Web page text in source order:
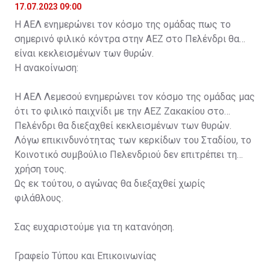
17.07.2023 09:00
Η ΑΕΛ ενημερώνει τον κόσμο της ομάδας πως το
σημερινό φιλικό κόντρα στην ΑΕΖ στο Πελένδρι θα
είναι κεκλεισμένων των θυρών.
Η ανακοίνωση:
Η ΑΕΛ Λεμεσού ενημερώνει τον κόσμο της ομάδας μας
ότι το φιλικό παιχνίδι με την ΑΕΖ Ζακακίου στο
Πελένδρι θα διεξαχθεί κεκλεισμένων των θυρών.
Λόγω επικινδυνότητας των κερκίδων του Σταδίου, το
Κοινοτικό συμβούλιο Πελενδριού δεν επιτρέπει τη
χρήση τους.
Ως εκ τούτου, ο αγώνας θα διεξαχθεί χωρίς
φιλάθλους.
Σας ευχαριστούμε για τη κατανόηση.
Γραφείο Τύπου και Επικοινωνίας